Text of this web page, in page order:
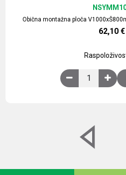
Obična montažna ploča
62,10 €
Obična